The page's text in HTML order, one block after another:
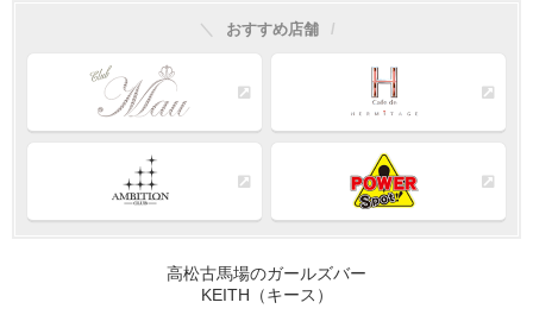
おすすめ店舗
高松古馬場のガールズバー
KEITH（キース）